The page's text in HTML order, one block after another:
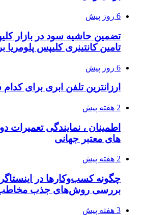
6 روز پیش
تضمین حاشیه سود در بازار
تامین کانتینری کلیپس پلومریا
6 روز پیش
ارزانترین تلفن ابری برای
2 هفته پیش
اطمینان ، نمایندگی تعمیرات
های معتبر جهانی
2 هفته پیش
چگونه کسب‌وکارها در
بررسی روش‌های جذب مخاطب
3 هفته پیش